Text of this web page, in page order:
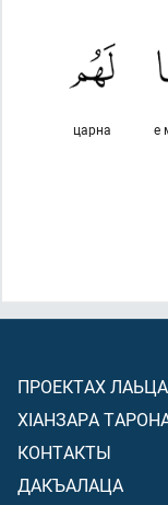
е
царна
ПРОЕКТАХ ЛАЬЦА
ХIАНЗАРА
КОНТАКТЫ
ДАКЪАЛАЦА